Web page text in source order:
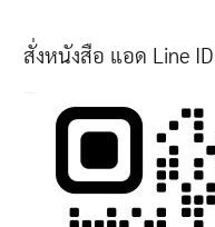
สั่งหนังสือ แอด Line